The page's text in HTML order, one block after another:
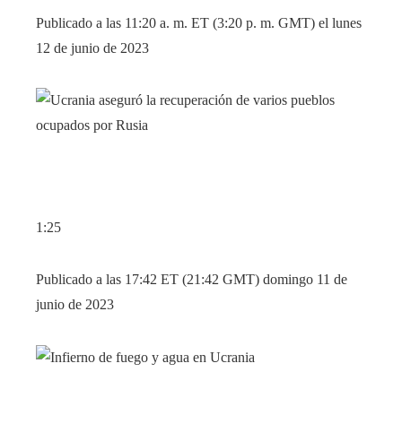
Publicado a las 11:20 a. m. ET (3:20 p. m. GMT) el lunes
12 de junio de 2023
1:25
Publicado a las 17:42 ET (21:42 GMT) domingo 11 de
junio de 2023